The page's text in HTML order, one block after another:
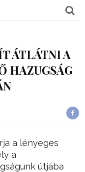
ÁTLÁTNI A
HAZUGSÁG
a lényeges
a
útjába